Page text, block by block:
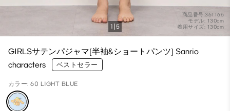
商品番号:361166
モデル: 130cm
着用サイズ: 130cm
1 5
GIRLSサテンパジャマ(半袖&ショートパンツ) Sanrio
characters
ベストセラー
カラー: 60 LIGHT BLUE